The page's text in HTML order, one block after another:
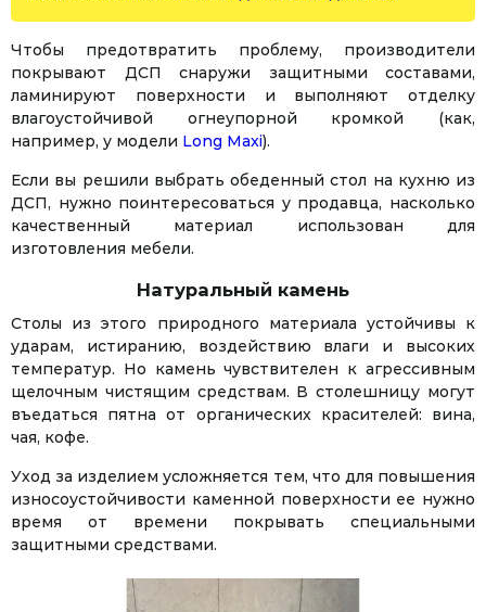
Чтобы предотвратить проблему, производители
покрывают ДСП снаружи защитными составами,
ламинируют поверхности и выполняют отделку
влагоустойчивой огнеупорной кромкой (как,
например, у модели Long Maxi).
Если вы решили выбрать обеденный стол на кухню из
ДСП, нужно поинтересоваться у продавца, насколько
качественный материал использован для
изготовления мебели.
Натуральный камень
Столы из этого природного материала устойчивы к
ударам, истиранию, воздействию влаги и высоких
температур. Но камень чувствителен к агрессивным
щелочным чистящим средствам. В столешницу могут
въедаться пятна от органических красителей: вина,
чая, кофе.
Уход за изделием усложняется тем, что для повышения
износоустойчивости каменной поверхности ее нужно
время от времени покрывать специальными
защитными средствами.